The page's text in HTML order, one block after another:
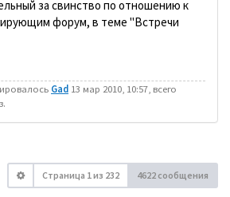
за свинство по отношению к
форум, в теме "Встречи
Gad 13 мар 2010, 10:57, всего
Страница 1из 232 4622 сообщения